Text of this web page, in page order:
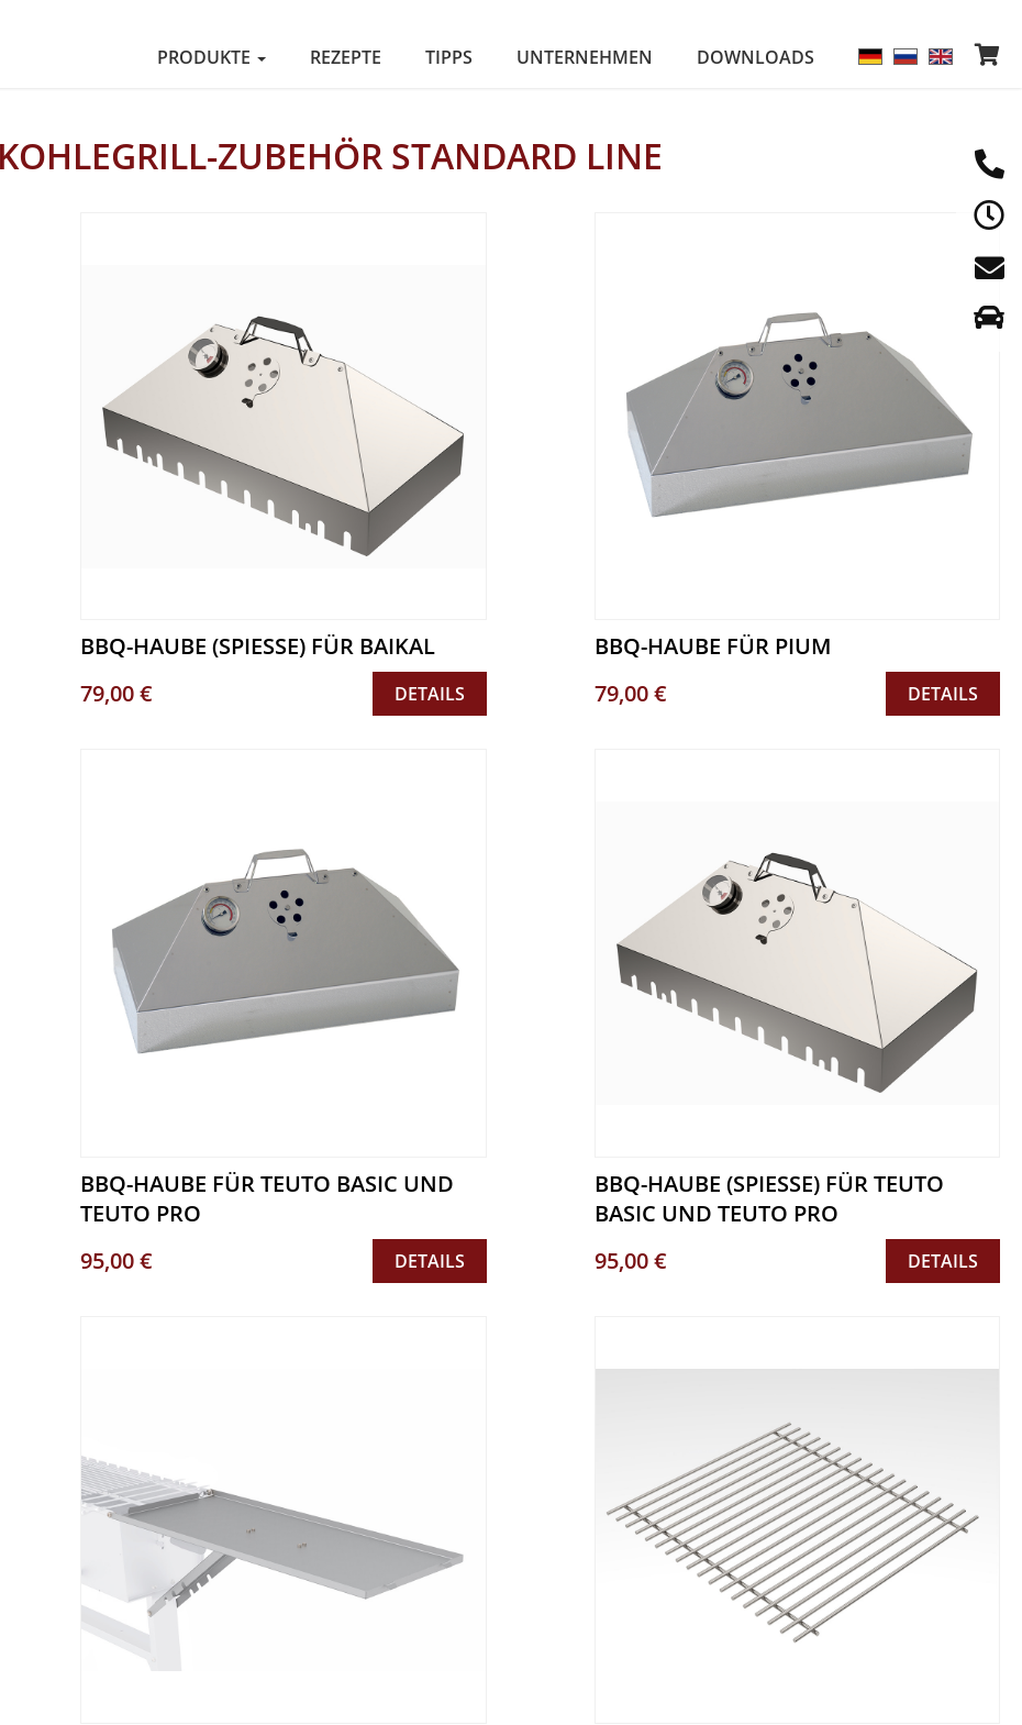
PRODUKTE REZEPTE TIPPS UNTERNEHMEN DOWNLOADS
ZUBEHÖR STANDARD LINE
BBQ-HAUBE (SPIESSE) FÜR BAIKAL
79,00 €
DETAILS
BBQ-HAUBE FÜR PIUM
79,00 €
DETAILS
BBQ-HAUBE FÜR TEUTO BASIC UND
TEUTO PRO
95,00 €
DETAILS
BBQ-HAUBE (SPIESSE) FÜR TEUTO
BASIC UND TEUTO PRO
95,00 €
DETAILS